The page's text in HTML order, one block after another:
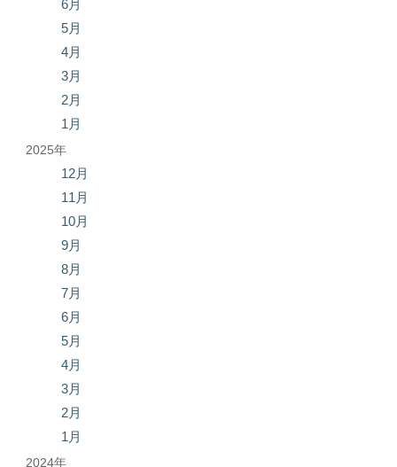
6月
5月
4月
3月
2月
1月
2025年
12月
11月
10月
9月
8月
7月
6月
5月
4月
3月
2月
1月
2024年